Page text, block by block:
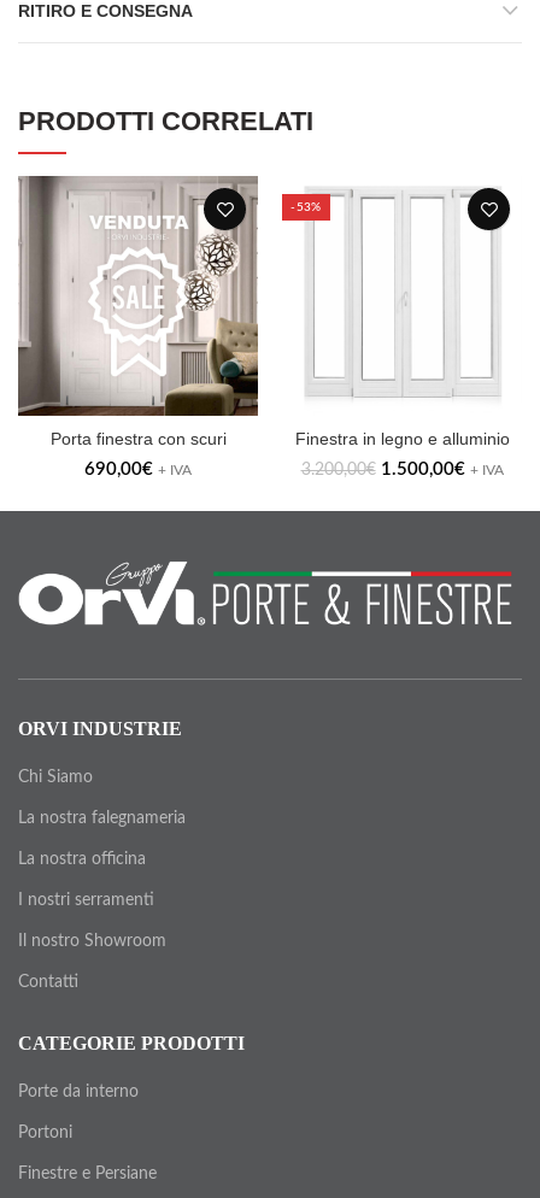
RITIRO E CONSEGNA
PRODOTTI CORRELATI
Porta finestra con scuri
690,00€ + IVA
-53%
Finestra in legno e alluminio
3.200,00€ 1.500,00€ + IVA
ORVI INDUSTRIE
Chi Siamo
La nostra falegnameria
La nostra officina
I nostri serramenti
Il nostro Showroom
Contatti
CATEGORIE PRODOTTI
Porte da interno
Portoni
Finestre e Persiane